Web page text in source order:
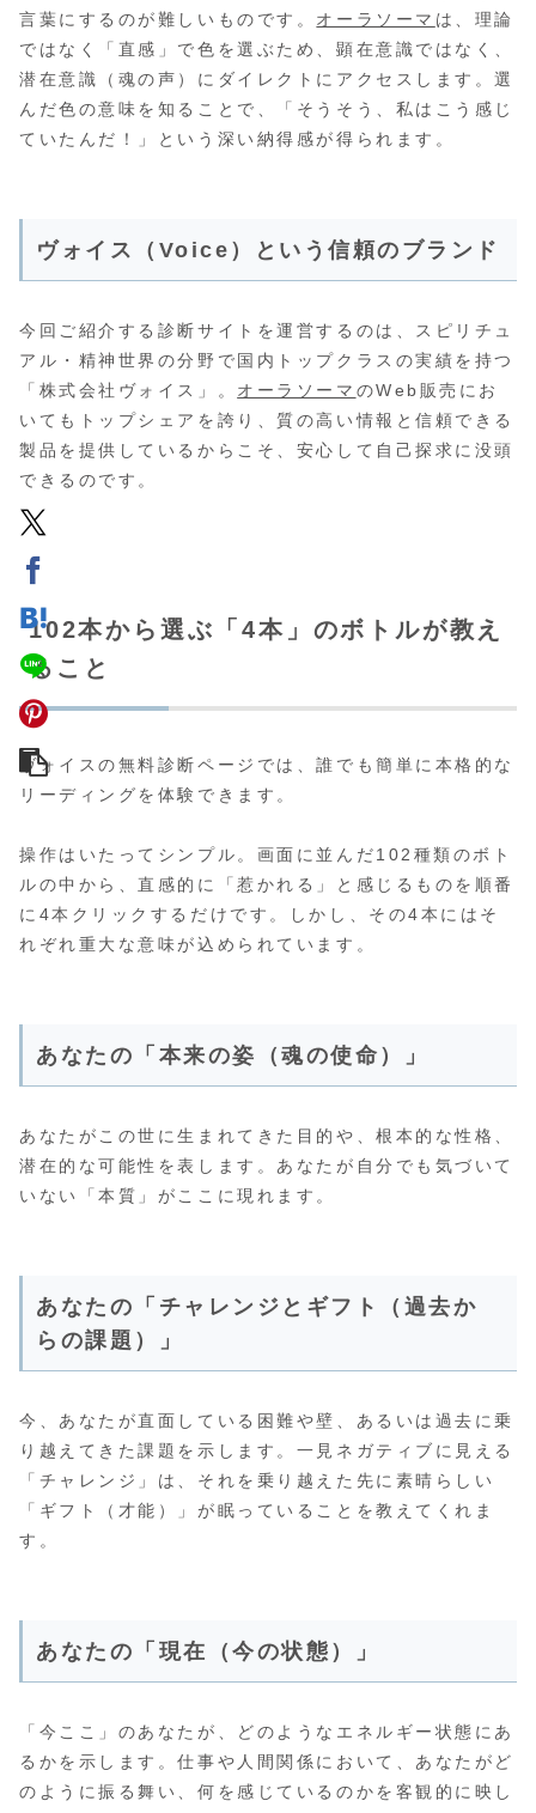
言葉にするのが難しいものです。 オーラソーマ は、理論
ではなく「直感」で色を選ぶため、顕在意識ではなく、
潜在意識（魂の声）にダイレクトにアクセスします。選
んだ色の意味を知ることで、「そうそう、私はこう感じ
ていたんだ！」という深い納得感が得られます。
ヴォイス（Voice）という信頼のブランド
今回ご紹介する診断サイトを運営するのは、スピリチュ
アル・精神世界の分野で国内トップクラスの実績を持つ
「株式会社ヴォイス」。 オーラソーマ のWeb販売にお
いてもトップシェアを誇り、質の高い情報と信頼できる
製品を提供しているからこそ、安心して自己探求に没頭
できるのです。
102本から選ぶ「4本」のボトルが教え
ること
ヴォイスの無料診断ページでは、誰でも簡単に本格的な
リーディングを体験できます。
操作はいたってシンプル。画面に並んだ102種類のボト
ルの中から、直感的に「惹かれる」と感じるものを順番
に4本クリックするだけです。しかし、その4本にはそ
れぞれ重大な意味が込められています。
あなたの「本来の姿（魂の使命）」
あなたがこの世に生まれてきた目的や、根本的な性格、
潜在的な可能性を表します。あなたが自分でも気づいて
いない「本質」がここに現れます。
あなたの「チャレンジとギフト（過去か
らの課題）」
今、あなたが直面している困難や壁、あるいは過去に乗
り越えてきた課題を示します。一見ネガティブに見える
「チャレンジ」は、それを乗り越えた先に素晴らしい
「ギフト（才能）」が眠っていることを教えてくれま
す。
あなたの「現在（今の状態）」
「今ここ」のあなたが、どのようなエネルギー状態にあ
るかを示します。仕事や人間関係において、あなたがど
のように振る舞い、何を感じているのかを客観的に映し